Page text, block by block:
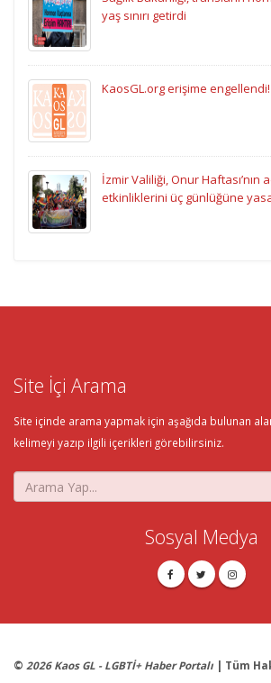
yaş sınırı getirdi
KaosGL.org erişime engellendi!
İzmir Valiliği, Onur Haftası’nın
etkinliklerini üç günlüğüne
Site İçi Arama
Site içinde arama yapmak için aşağıda bulunan
kelimeyi yazıp ilgili içerikleri görebilirsiniz.
Sosyal Medya
© 2026 Kaos GL - LGBTİ+ Haber Portalı | Tüm